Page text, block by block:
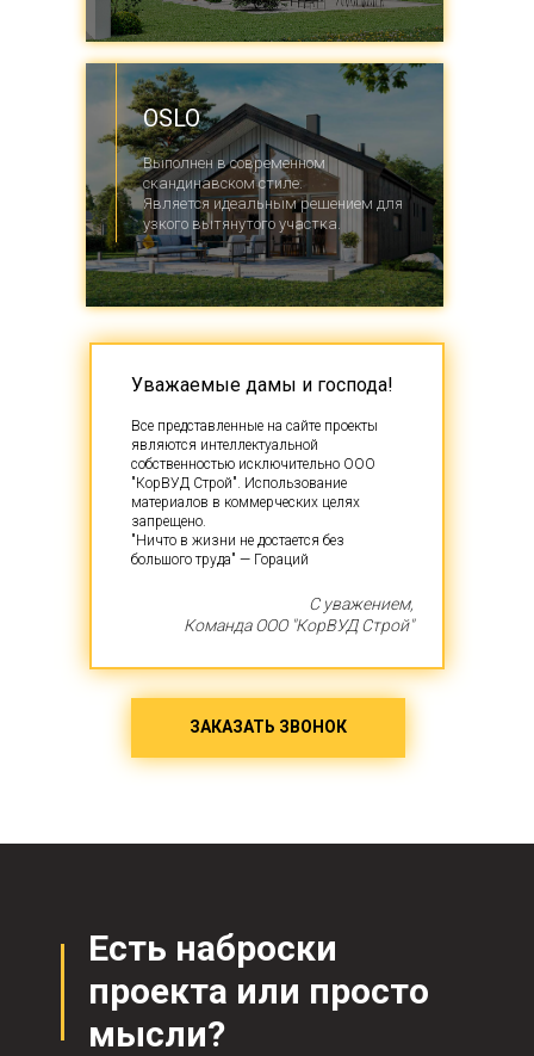
Выполнен в современном
скандинавском стиле.
Является идеальным решением для
узкого вытянутого участка.
OSLO
ЗАКАЗАТЬ ЗВОНОК
Уважаемые дамы и господа!
Все представленные на сайте проекты
являются интеллектуальной
собственностью исключительно ООО
"КорВУД Строй". Использование
материалов в коммерческих целях
запрещено.
"Ничто в жизни не достается без
большого труда" — Гораций
С уважением,
Команда ООО "КорВУД Строй"
Есть наброски
проекта или просто
мысли?